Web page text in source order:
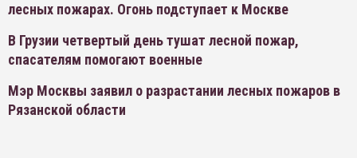
лесных пожарах. Огонь подступает к Москве
В Грузии четвертый день тушат лесной пожар,
спасателям помогают военные
Мэр Москвы заявил о разрастании лесных пожаров в
Рязанской области